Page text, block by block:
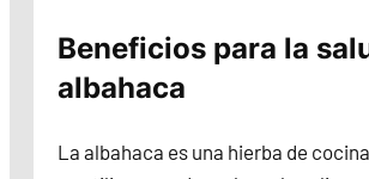
Beneficios para la
albahaca
La albahaca es una hierba de